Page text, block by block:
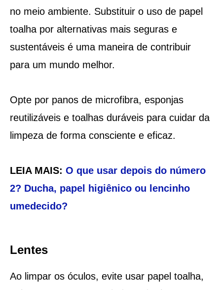
no meio ambiente. Substituir o uso de papel
toalha por alternativas mais seguras e
sustentáveis é uma maneira de contribuir
para um mundo melhor.
Opte por panos de microfibra, esponjas
reutilizáveis e toalhas duráveis para cuidar da
limpeza de forma consciente e eficaz.
LEIA MAIS: O que usar depois do número
2? Ducha, papel higiênico ou lencinho
umedecido?
Lentes
Ao limpar os óculos, evite usar papel toalha,